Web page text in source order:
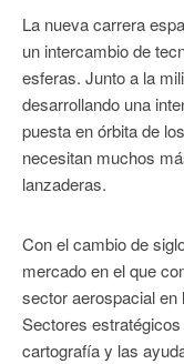
La nueva carrera
un intercambio de
esferas. Junto a la
desarrollando una
puesta en órbita de
necesitan muchos
lanzaderas.
Con el cambio de
mercado en el que
sector aerospacial en
Sectores
cartografía y las